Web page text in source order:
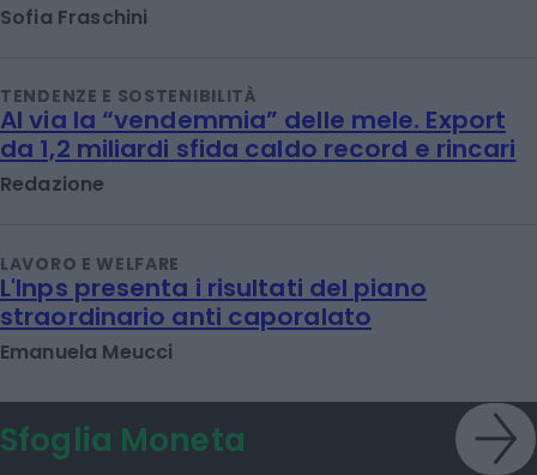
Sofia Fraschini
TENDENZE E SOSTENIBILITÀ
Al via la “vendemmia” delle mele. Export
da 1,2 miliardi sfida caldo record e rincari
Redazione
LAVORO E WELFARE
L'Inps presenta i risultati del piano
straordinario anti caporalato
Emanuela Meucci
Sfoglia Moneta